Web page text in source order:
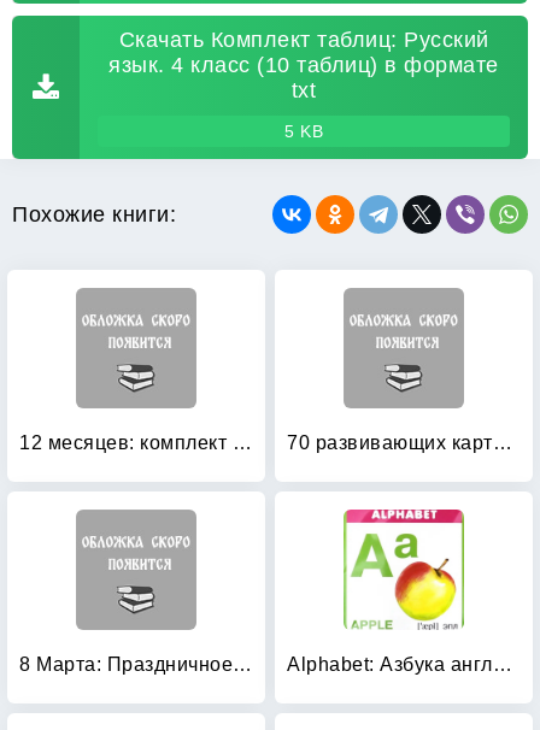
Скачать Комплект таблиц: Русский
язык. 4 класс (10 таблиц) в формате
txt
5 KB
Похожие книги:
12 месяцев: комплект наглядных пособий для дошкольных учреждений и начальной школы: 12 рисунков 70 развивающих карточек: Набор № 1 «Учу английские слова»
8 Марта: Праздничное оформление интерьеров ДОУ. Музыкальный зал Alphabet: Азбука английская (набор из 25 карточек)